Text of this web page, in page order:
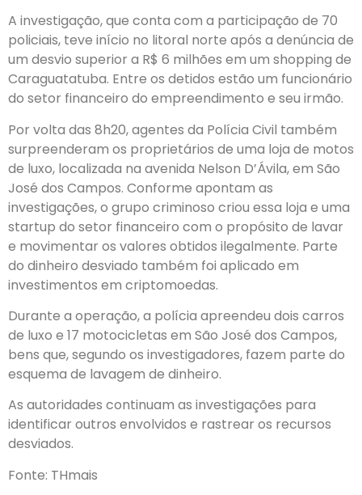
A investigação, que conta com a participação de 70
policiais, teve início no litoral norte após a denúncia de
um desvio superior a R$ 6 milhões em um shopping de
Caraguatatuba. Entre os detidos estão um funcionário
do setor financeiro do empreendimento e seu irmão.
Por volta das 8h20, agentes da Polícia Civil também
surpreenderam os proprietários de uma loja de motos
de luxo, localizada na avenida Nelson D’Ávila, em São
José dos Campos. Conforme apontam as
investigações, o grupo criminoso criou essa loja e uma
startup do setor financeiro com o propósito de lavar
e movimentar os valores obtidos ilegalmente. Parte
do dinheiro desviado também foi aplicado em
investimentos em criptomoedas.
Durante a operação, a polícia apreendeu dois carros
de luxo e 17 motocicletas em São José dos Campos,
bens que, segundo os investigadores, fazem parte do
esquema de lavagem de dinheiro.
As autoridades continuam as investigações para
identificar outros envolvidos e rastrear os recursos
desviados.
Fonte: THmais